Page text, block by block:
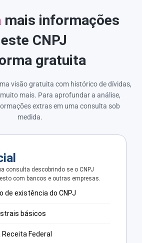
mais informações
CNPJ
gratuita
visão gratuita com histórico de dívidas,
mais. Para aprofundar a análise,
extras em uma consulta sob
medida.
consulta descobrindo se o CNPJ
com bancos e outras empresas.
de existência do CNPJ
básicos
Federal